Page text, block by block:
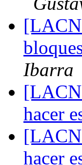
Ibarra
hacer
hacer